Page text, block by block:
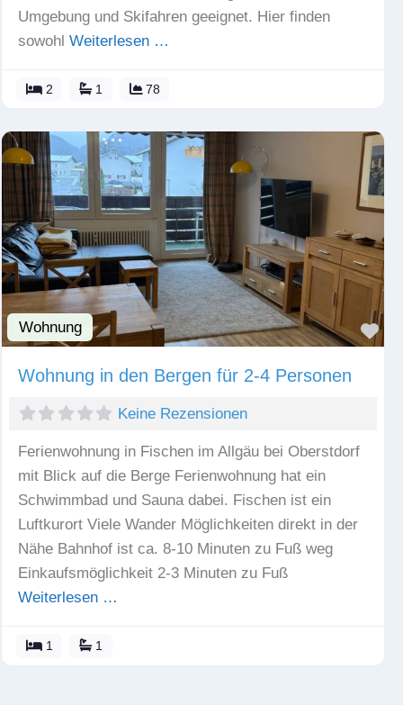
Umgebung und Skifahren geeignet. Hier finden
sowohl Weiterlesen …
2 1 78
Wohnung
Wohnung in den Bergen für 2-4 Personen
Keine Rezensionen
Ferienwohnung in Fischen im Allgäu bei Oberstdorf
mit Blick auf die Berge Ferienwohnung hat ein
Schwimmbad und Sauna dabei. Fischen ist ein
Luftkurort Viele Wander Möglichkeiten direkt in der
Nähe Bahnhof ist ca. 8-10 Minuten zu Fuß weg
Einkaufsmöglichkeit 2-3 Minuten zu Fuß
Weiterlesen …
1 1